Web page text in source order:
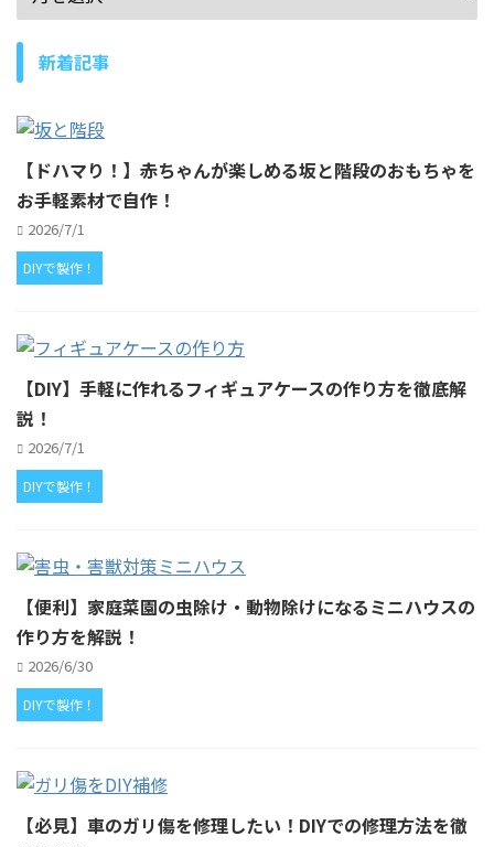
新着記事
【ドハマり！】赤ちゃんが楽しめる坂と階段のおもちゃを
お手軽素材で自作！
2026/7/1
DIYで製作！
【DIY】手軽に作れるフィギュアケースの作り方を徹底解
説！
2026/7/1
DIYで製作！
【便利】家庭菜園の虫除け・動物除けになるミニハウスの
作り方を解説！
2026/6/30
DIYで製作！
【必見】車のガリ傷を修理したい！DIYでの修理方法を徹